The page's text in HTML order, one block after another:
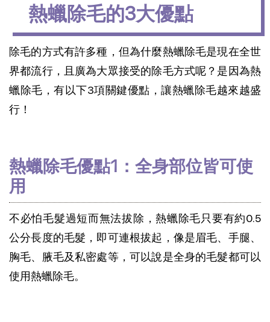
熱蠟除毛的3大優點
除毛的方式有許多種，但為什麼熱蠟除毛是現在全世
界都流行，且廣為大眾接受的除毛方式呢？是因為熱
蠟除毛，有以下3項關鍵優點，讓熱蠟除毛越來越盛
行！
熱蠟除毛優點1：全身部位皆可使
用
不必怕毛髮過短而無法拔除，熱蠟除毛只要有約0.5
公分長度的毛髮，即可連根拔起，像是眉毛、手腿、
胸毛、腋毛及私密處等，可以說是全身的毛髮都可以
使用熱蠟除毛。